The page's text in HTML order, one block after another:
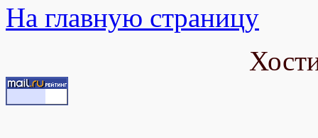
На главную страницу